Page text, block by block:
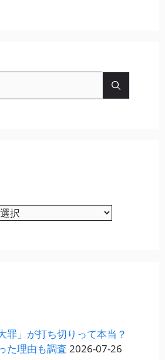
罪」が打ち切りって本当？
た理由も調査 2026-07-26